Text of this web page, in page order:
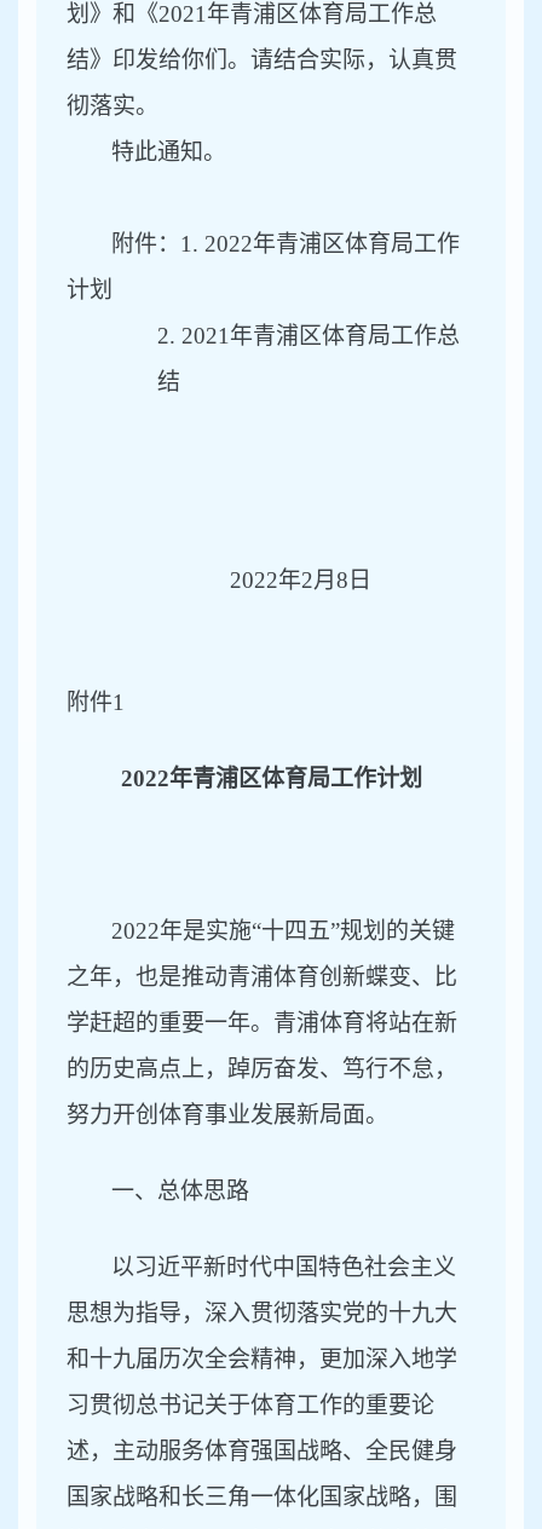
划》和《2021年青浦区体育局工作总
结》 印发给你们。请结合实际，认真贯
彻落实。
特此通知。
附件： 1. 2022年青浦区体育局工作
计划
2. 2021年青浦区体育局工作总
结
2022年2月 8 日
附件1
2022年青浦区体育局工作计划
2022年是实施“十四五”规划的关键
之年，也是推动青浦体育创新蝶变、比
学赶超的重要一年。青浦体育将站在新
的历史高点上，踔厉奋发、笃行不怠，
努力开创体育事业发展新局面。
一、 总体思路
以习近平新时代中国特色社会主义
思想为指导，深入贯彻落实党的十九大
和十九届历次全会精神，更加深入地学
习贯彻总书记关于体育工作的重要论
述，主动服务体育强国战略、全民健身
国家战略和长三角一体化国家战略，围